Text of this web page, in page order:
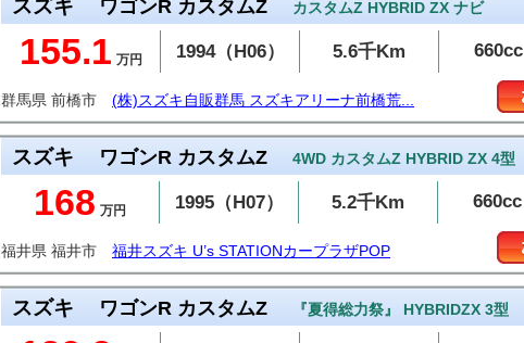
スズキ ワゴンR カスタムZ カスタムZ HYBRID ZX ナビ
155.1 万円 1994（H06） 5.6千Km 660cc
群馬県 前橋市 (株)スズキ自販群馬 スズキアリーナ前橋荒...
スズキ ワゴンR カスタムZ 4WD カスタムZ HYBRID ZX 4型
168 万円 1995（H07） 5.2千Km 660cc
福井県 福井市 福井スズキ U’s STATIONカープラザPOP
スズキ ワゴンR カスタムZ 『夏得総力祭』 HYBRIDZX 3型